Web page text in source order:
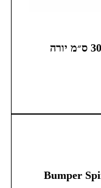
רכב שטח משטרתי אורקולי לילדים 30 ס״מ יורה